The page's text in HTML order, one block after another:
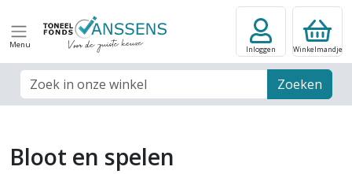
Menu
Zoek veld Zoeken
Inloggen Winkelmandje
Bloot en spelen